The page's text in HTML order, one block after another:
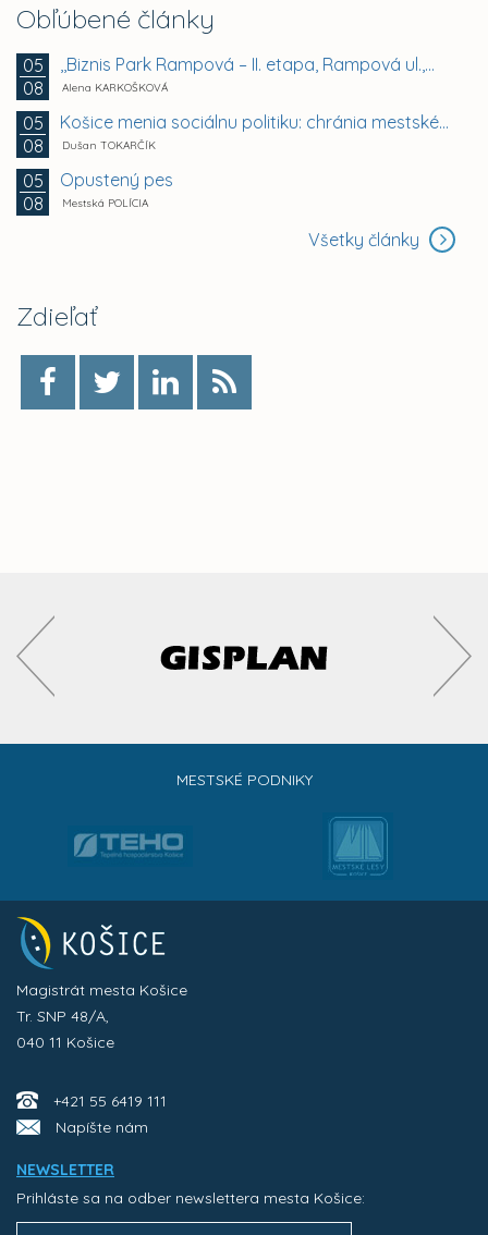
Obľúbené články
05
08
,,Biznis Park Rampová – II. etapa, Rampová ul.,...
Alena KARKOŠKOVÁ
05
08
Košice menia sociálnu politiku: chránia mestské byty...
Dušan TOKARČÍK
05
08
Opustený pes
Mestská POLÍCIA
Všetky články
Zdieľať
MESTSKÉ PODNIKY
Magistrát mesta Košice
Tr. SNP 48/A,
040 11 Košice
+421 55 6419 111
Napíšte nám
NEWSLETTER
Prihláste sa na odber newslettera mesta Košice: